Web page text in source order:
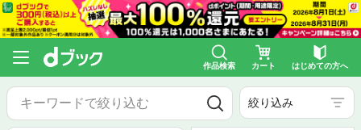
作品検索 カート はじめての方へ
絞り込み